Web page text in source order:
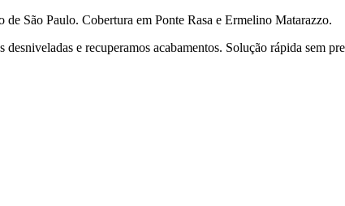
de São Paulo. Cobertura em Ponte Rasa e Ermelino Matarazzo.
e recuperamos acabamentos. Solução rápida sem